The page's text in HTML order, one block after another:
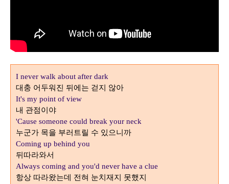
I never walk about after dark
대충 어두워진 뒤에는 걷지 않아
It's my point of view
내 관점이야
'Cause someone could break your neck
누군가 목을 부러트릴 수 있으니까
Coming up behind you
뒤따라와서
Always coming and you'd never have a clue
항상 따라왔는데 전혀 눈치재지 못했지